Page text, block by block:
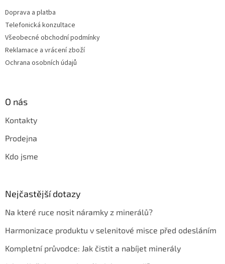
Doprava a platba
Telefonická konzultace
Všeobecné obchodní podmínky
Reklamace a vrácení zboží
Ochrana osobních údajů
O nás
Kontakty
Prodejna
Kdo jsme
Nejčastější dotazy
Na které ruce nosit náramky z minerálů?
Harmonizace produktu v selenitové misce před odesláním
Kompletní průvodce: Jak čistit a nabíjet minerály